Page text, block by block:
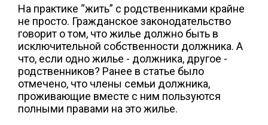
На практике “жить” с родственниками крайне
не просто. Гражданское законодательство
говорит о том, что жилье должно быть в
исключительной собственности должника. А
что, если одно жилье - должника, другое -
родственников? Ранее в статье было
отмечено, что члены семьи должника,
проживающие вместе с ним пользуются
полными правами на это жилье.